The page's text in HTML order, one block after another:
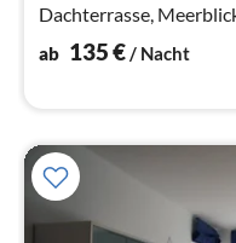
Dachterrasse,
ab 135€ / Nacht